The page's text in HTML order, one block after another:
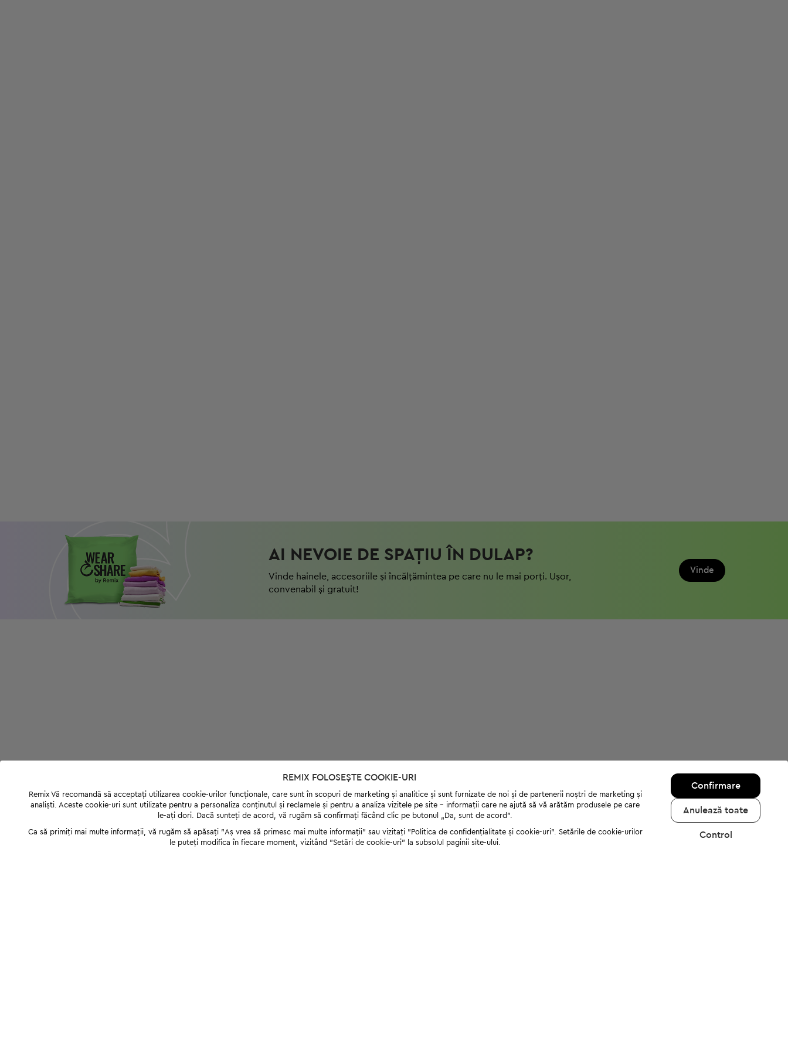
AI NEVOIE DE SPAȚIU ÎN DULAP?
Vinde hainele, accesoriile și încălțămintea pe care nu le mai porți. Ușor,
convenabil și gratuit!
Vinde
REMIX FOLOSEȘTE COOKIE-URI
Remix Vă recomandă să acceptați utilizarea cookie-urilor funcționale, care sunt în scopuri de marketing și analitice și sunt furnizate de noi și de partenerii noștri de marketing și
analiști. Aceste cookie-uri sunt utilizate pentru a personaliza conținutul și reclamele și pentru a analiza vizitele pe site - informații care ne ajută să vă arătăm produsele pe care
le-ați dori. Dacă sunteți de acord, vă rugăm să confirmați făcând clic pe butonul „Da, sunt de acord”.
Ca să primiți mai multe informații, vă rugăm să apăsați "Аș vrea să primesc mai multe informații" sau vizitați "Politica de confidențialitate și cookie-uri". Setările de cookie-urilor
le puteți modifica în fiecare moment, vizitând "Setări de cookie-uri" la subsolul paginii site-ului.
Confirmare
Anulează toate
Control